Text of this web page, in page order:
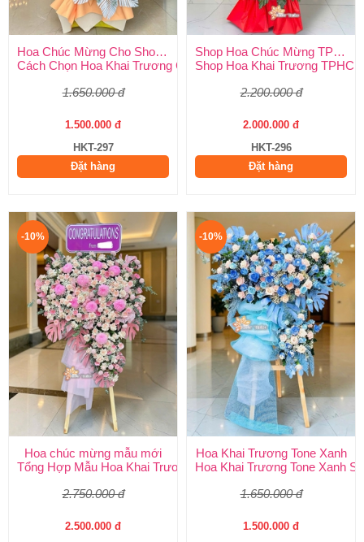
Hoa Chúc Mừng Cho Showroom
Cách Chọn Hoa Khai Trương Cho Showroom Sang Trọng &
1.650.000 đ
1.500.000 đ
HKT-297
Đặt hàng
Shop Hoa Chúc Mừng TPHCM
Shop Hoa Khai Trương
2.200.000 đ
2.000.000 đ
HKT-296
Đặt hàng
-10%
Hoa chúc mừng mẫu mới
Tổng Hợp Mẫu Hoa Khai Trương Mới Nhất 2026 – Shop Hoa
2.750.000 đ
2.500.000 đ
-10%
Hoa Khai Trương Tone Xanh
Hoa Khai Trương Tone Xanh
1.650.000 đ
1.500.000 đ